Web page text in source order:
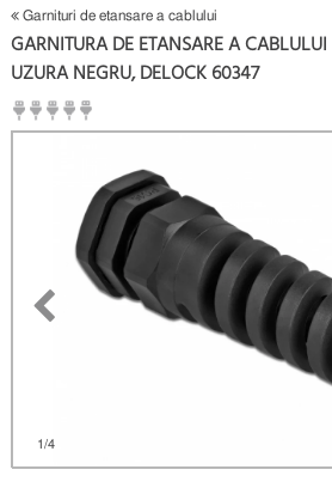
Garnituri de etansare a cablului
1/4
GARNITURA DE ETANSARE A CABLULUI
UZURA NEGRU, DELOCK 60347
(